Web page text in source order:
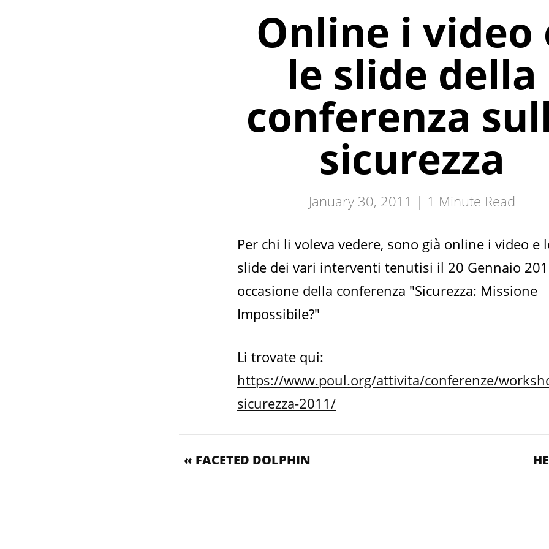
Online i video
le slide della
conferenza
sicurezza
January 30, 2011 | 1 Minute Read
Per chi li voleva vedere, sono già online i video e
slide dei vari interventi tenutisi il 20 Gennaio
occasione della conferenza "Sicurezza: Missione
Impossibile?"
Li trovate qui:
https://www.poul.org/attivita/conferenze/
sicurezza-2011/
« FACETED DOLPHIN